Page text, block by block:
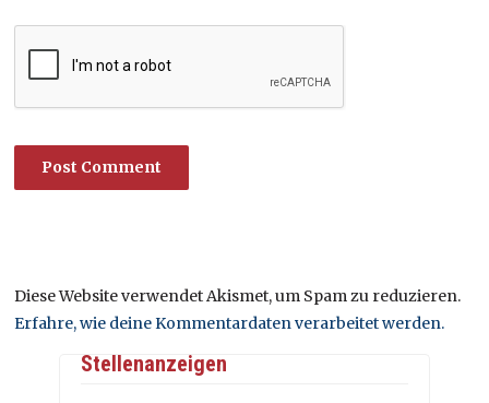
Diese Website verwendet Akismet, um Spam zu reduzieren.
Erfahre, wie deine Kommentardaten verarbeitet werden.
Stellenanzeigen